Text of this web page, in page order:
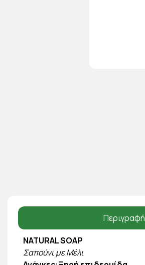
Περιγραφή
NATURAL SOAP
Σαπούνι με Μέλι